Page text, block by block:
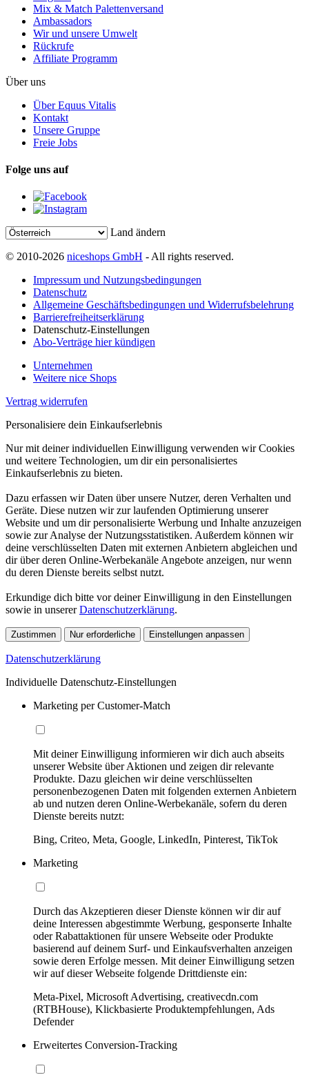
Mix & Match Palettenversand
Ambassadors
Wir und unsere Umwelt
Rückrufe
Affiliate Programm
Über uns
Über Equus Vitalis
Kontakt
Unsere Gruppe
Freie Jobs
Folge uns auf
Land ändern
© 2010-2026 niceshops GmbH - All rights reserved.
Impressum und Nutzungsbedingungen
Datenschutz
Allgemeine Geschäftsbedingungen und Widerrufsbelehrung
Barrierefreiheitserklärung
Datenschutz-Einstellungen
Abo-Verträge hier kündigen
Unternehmen
Weitere nice Shops
Vertrag widerrufen
Personalisiere dein Einkaufserlebnis
Nur mit deiner individuellen Einwilligung verwenden wir Cookies
und weitere Technologien, um dir ein personalisiertes
Einkaufserlebnis zu bieten.
Dazu erfassen wir Daten über unsere Nutzer, deren Verhalten und
Geräte. Diese nutzen wir zur laufenden Optimierung unserer
Website und um dir personalisierte Werbung und Inhalte anzuzeigen
sowie zur Analyse der Nutzungsstatistiken. Außerdem können wir
deine verschlüsselten Daten mit externen Anbietern abgleichen und
dir über deren Online-Werbekanäle Angebote anzeigen, nur wenn
du deren Dienste bereits selbst nutzt.
Erkundige dich bitte vor deiner Einwilligung in den Einstellungen
sowie in unsererDatenschutzerklärung.
Zustimmen Nur erforderliche Einstellungen anpassen
Datenschutzerklärung
Individuelle Datenschutz-Einstellungen
Marketing per Customer-Match
Mit deiner Einwilligung informieren wir dich auch abseits
unserer Website über Aktionen und zeigen dir relevante
Produkte. Dazu gleichen wir deine verschlüsselten
personenbezogenen Daten mit folgenden externen Anbietern
ab und nutzen deren Online-Werbekanäle, sofern du deren
Dienste bereits nutzt:
Bing, Criteo, Meta, Google, LinkedIn, Pinterest, TikTok
Marketing
Durch das Akzeptieren dieser Dienste können wir dir auf
deine Interessen abgestimmte Werbung, gesponserte Inhalte
oder Rabattaktionen für unsere Webseite oder Produkte
basierend auf deinem Surf- und Einkaufsverhalten anzeigen
sowie deren Erfolge messen. Mit deiner Einwilligung setzen
wir auf dieser Webseite folgende Drittdienste ein:
Meta-Pixel, Microsoft Advertising, creativecdn.com
(RTBHouse), Klickbasierte Produktempfehlungen, Ads
Defender
Erweitertes Conversion-Tracking